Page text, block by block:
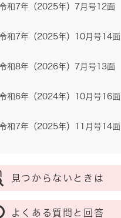
和7年（2025年）7月号12面
和7年（2025年）10月号14面
和8年（2026年）7月号13面
和6年（2024年）10月号16面
和7年（2025年）11月号14面
見つからないときは
よくある質問と回答